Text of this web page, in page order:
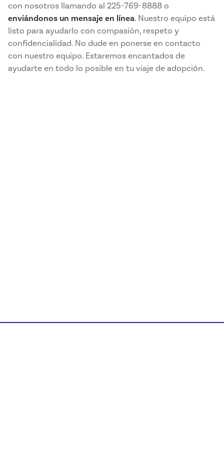
con nosotros llamando al 225-769-8888 o
enviándonos un mensaje en línea. Nuestro equipo está
listo para ayudarlo con compasión, respeto y
confidencialidad. No dude en ponerse en contacto
con nuestro equipo. Estaremos encantados de
ayudarte en todo lo posible en tu viaje de adopción.